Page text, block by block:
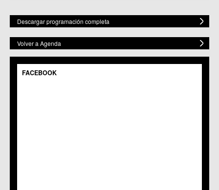
Descargar programación completa
Volver a Agenda
FACEBOOK